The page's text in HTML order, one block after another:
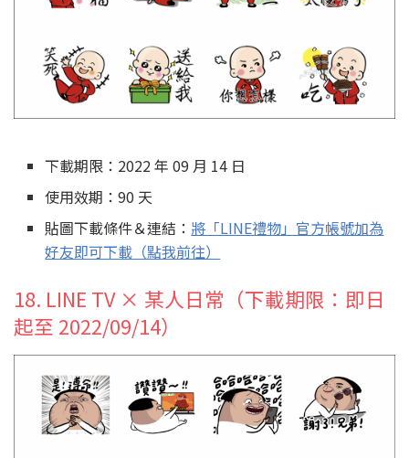
下載期限：2022 年 09 月 14 日
使用效期：90 天
貼圖下載條件＆連結： 將「LINE禮物」官方帳號加為
好友即可下載（點我前往）
18. LINE TV × 某人日常（下載期限：即日
起至 2022/09/14）